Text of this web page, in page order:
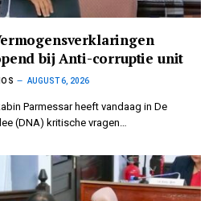
bij Anti-corruptie unit
AUGUST 6, 2026
Parmessar heeft vandaag in De
(DNA) kritische vragen…